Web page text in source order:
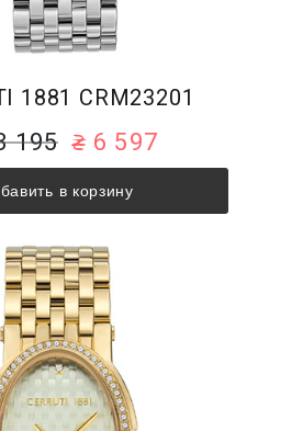
1881 CRM23201
195 6 597
в корзину